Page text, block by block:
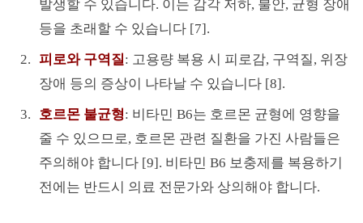
발생할 수 있습니다. 이는 감각 저하, 불안, 균형 장애
등을 초래할 수 있습니다 [7].
피로와 구역질 : 고용량 복용 시 피로감, 구역질, 위장
장애 등의 증상이 나타날 수 있습니다 [8].
호르몬 불균형: 비타민 B6는 호르몬 균형에 영향을
줄 수 있으므로, 호르몬 관련 질환을 가진 사람들은
주의해야 합니다 [9]. 비타민 B6 보충제를 복용하기
전에는 반드시 의료 전문가와 상의해야 합니다.